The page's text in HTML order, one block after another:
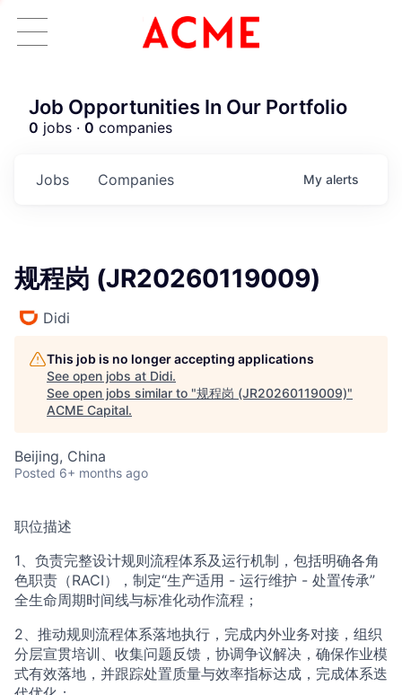
ACME Homepage
Job Opportunities In Our Portfolio
0 jobs · 0 companies
Jobs Companies My alerts
规程岗 (JR20260119009)
Didi
This job is no longer accepting applications
See open jobs at Didi.
See open jobs similar to "规程岗 (JR20260119009)"
ACME Capital.
Beijing, China
Posted 6+ months ago
职位描述
1、负责完整设计规则流程体系及运行机制，包括明确各角
色职责（RACI），制定“生产适用 - 运行维护 - 处置传承”
全生命周期时间线与标准化动作流程；
2、推动规则流程体系落地执行，完成内外业务对接，组织
分层宣贯培训、收集问题反馈，协调争议解决，确保作业模
式有效落地，并跟踪处置质量与效率指标达成，完成体系迭